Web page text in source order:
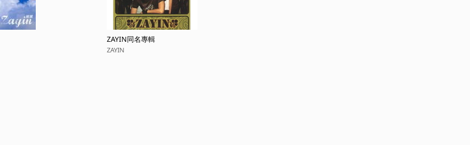
ZAYIN同名專輯
ZAYIN